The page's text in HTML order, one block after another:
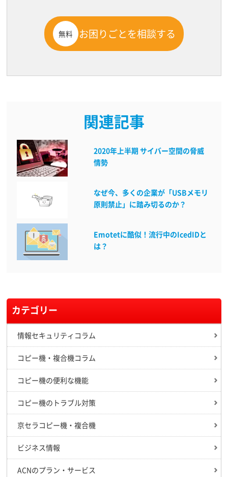
無料 お困りごとを相談する
関連記事
2020年上半期 サイバー空間の脅威
情勢
なぜ今、多くの企業が「USBメモリ
原則禁止」に踏み切るのか？
Emotetに酷似！流行中のIcedIDと
は？
カテゴリー
情報セキュリティコラム
コピー機・複合機コラム
コピー機の便利な機能
コピー機のトラブル対策
京セラコピー機・複合機
ビジネス情報
ACNのプラン・サービス